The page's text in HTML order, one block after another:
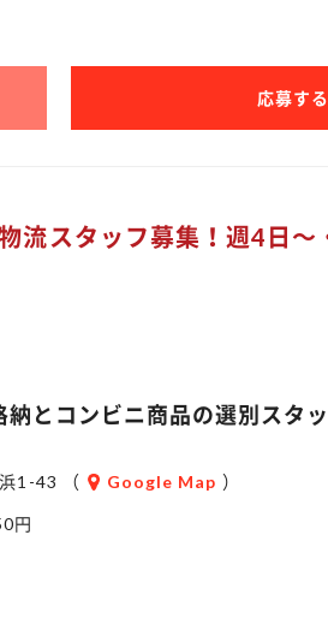
応募す
流スタッフ募集！週4日～
とコンビニ商品の選別スタ
1-43 （ Google Map ）
円